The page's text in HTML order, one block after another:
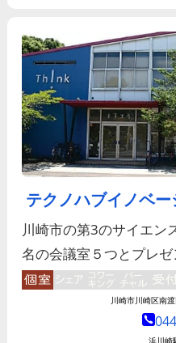
テクノハブイノベー
川崎市の第3のサイエン
名の会議室５つとプレゼ
川崎市川崎区南